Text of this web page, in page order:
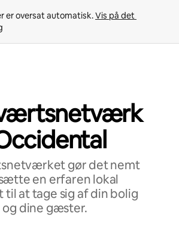
er oversat automatisk. Vis på det
gør det nemt
en erfaren lokal
at tage sig af din bolig
og dine gæster.